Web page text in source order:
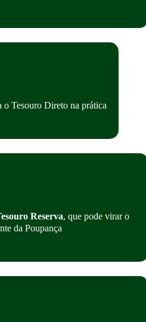
o Tesouro Direto na prática
Reserva, que pode virar o
da Poupança